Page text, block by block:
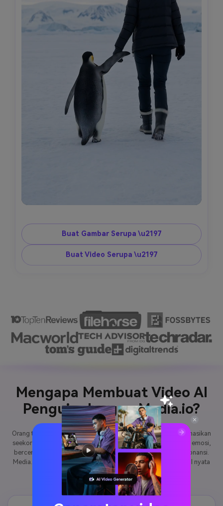
Buat Gambar Serupa \u2197
Buat Video Serupa \u2197
Mengapa Membuat Video AI
Penguin dengan Media.io?
Orang tidak mencarivideo AI penguinhanya untuk menganimasikan
seekor hewan—mereka mencari cara untuk mengekspresikan emosi,
bercerita, dan menciptakan kembali momen viral yang beresonansi.
Media.io dibangun untuk mengubah niat tersebut menjadi hasil nyata
yang dapat dibagikan.